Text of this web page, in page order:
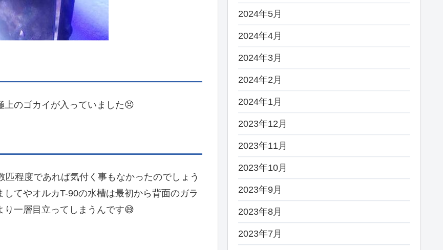
上のゴカイが入っていました😣
程度であれば気付く事もなかったのでしょう
てやオルカT-90の水槽は最初から背面のガラ
り一層目立ってしまうんです😅
2024年5月
2024年4月
2024年3月
2024年2月
2024年1月
2023年12月
2023年11月
2023年10月
2023年9月
2023年8月
2023年7月